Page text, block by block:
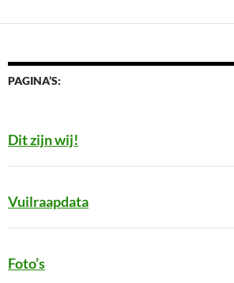
PAGINA’S:
Dit zijn wij!
Vuilraapdata
Foto’s